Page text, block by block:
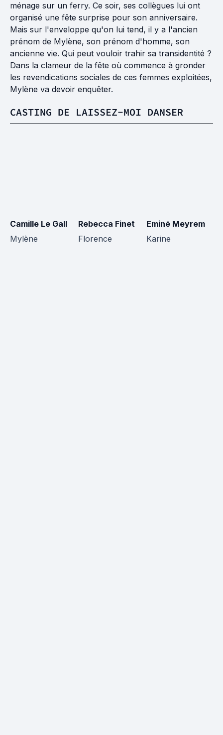
ménage sur un ferry. Ce soir, ses collègues lui ont
organisé une fête surprise pour son anniversaire.
Mais sur l'enveloppe qu'on lui tend, il y a l'ancien
prénom de Mylène, son prénom d'homme, son
ancienne vie. Qui peut vouloir trahir sa transidentité ?
Dans la clameur de la fête où commence à gronder
les revendications sociales de ces femmes exploitées,
Mylène va devoir enquêter.
CASTING DE LAISSEZ-MOI DANSER
Camille Le Gall
Mylène
Rebecca Finet
Florence
Eminé Meyrem
Karine